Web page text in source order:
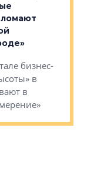
бизнес-
в
в